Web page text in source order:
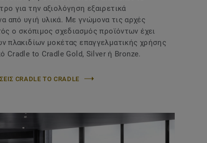
για την αξιολόγηση εξαιρετικά
από υγιή υλικά. Με γνώμονα τις αρχές
ο σκόπιμος σχεδιασμός προϊόντων έχει
πλακιδίων μοκέτας επαγγελματικής χρήσης
Cradle to Cradle Gold, Silver ή Bronze.
CRADLE TO CRADLE